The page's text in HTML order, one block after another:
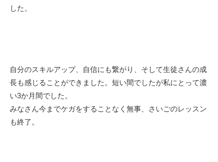
した。
自分のスキルアップ、自信にも繋がり、そして生徒さんの成
長も感じることができました。短い間でしたが私にとって濃
い3か月間でした。
みなさん今までケガをすることなく無事、さいごのレッスン
も終了。